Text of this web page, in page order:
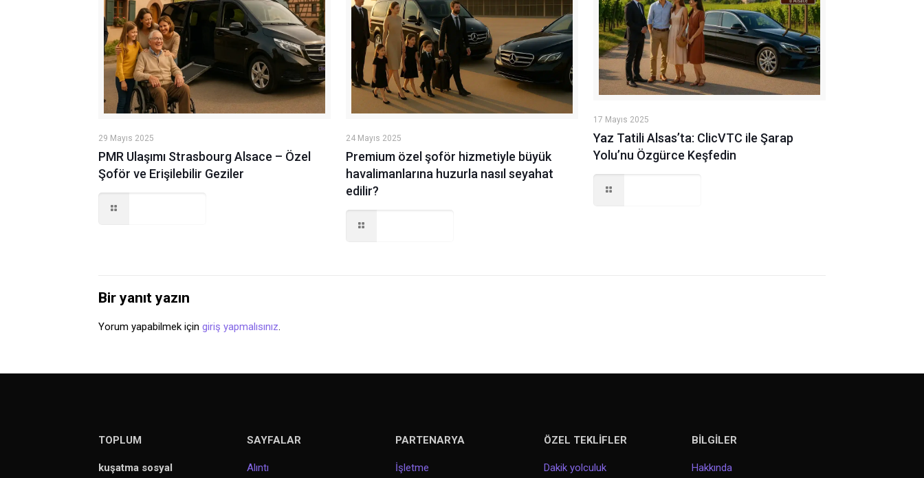
29 Mayıs 2025
PMR Ulaşımı Strasbourg Alsace – Özel
Şoför ve Erişilebilir Geziler
24 Mayıs 2025
Premium özel şoför hizmetiyle büyük
havalimanlarına huzurla nasıl seyahat
edilir?
17 Mayıs 2025
Yaz Tatili Alsas’ta: ClicVTC ile Şarap
Yolu’nu Özgürce Keşfedin
Bir yanıt yazın
Yorum yapabilmek içingiriş yapmalısınız
TOPLUM
kuşatma sosyal
SAYFALAR
Alıntı
PARTENARYA
İşletme
ÖZEL TEKLİFLER
Dakik yolculuk
BİLGİLER
Hakkında